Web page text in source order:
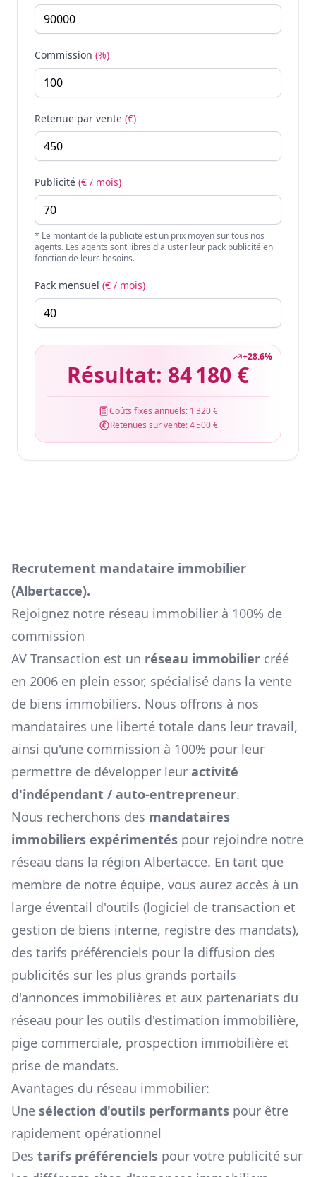
Commission (%)
Retenue par vente (€)
Publicité (€ / mois)
* Le montant de la publicité est un prix moyen sur tous nos
agents. Les agents sont libres d'ajuster leur pack publicité en
fonction de leurs besoins.
Pack mensuel (€ / mois)
+28.6%
Résultat: 84 180 €
Coûts fixes annuels: 1 320 €
Retenues sur vente:4 500 €
Recrutement mandataire immobilier
(Albertacce).
Rejoignez notre réseau immobilier à 100% de
commission
AV Transaction est un réseau immobilier créé
en 2006 en plein essor, spécialisé dans la vente
de biens immobiliers. Nous offrons à nos
mandataires une liberté totale dans leur travail,
ainsi qu'une commission à 100% pour leur
permettre de développer leur activité
d'indépendant / auto-entrepreneur.
Nous recherchons des mandataires
immobiliers expérimentés pour rejoindre notre
réseau dans la région Albertacce. En tant que
membre de notre équipe, vous aurez accès à un
large éventail d'outils (logiciel de transaction et
gestion de biens interne, registre des mandats),
des tarifs préférenciels pour la diffusion des
publicités sur les plus grands portails
d'annonces immobilières et aux partenariats du
réseau pour les outils d'estimation immobilière,
pige commerciale, prospection immobilière et
prise de mandats.
Avantages du réseau immobilier:
Une sélection d'outils performants pour être
rapidement opérationnel
Des tarifs préférenciels pour votre publicité sur